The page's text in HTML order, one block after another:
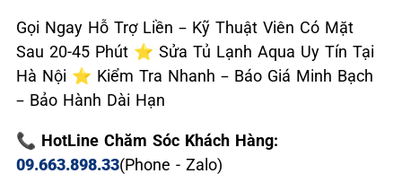
Gọi Ngay Hỗ Trợ Liền – Kỹ Thuật Viên Có Mặt
Sau 20-45 Phút ⭐ Sửa Tủ Lạnh Aqua Uy Tín Tại
Hà Nội ⭐ Kiểm Tra Nhanh – Báo Giá Minh Bạch
– Bảo Hành Dài Hạn
📞 HotLine Chăm Sóc Khách Hàng:
09.663.898.33(Phone - Zalo)